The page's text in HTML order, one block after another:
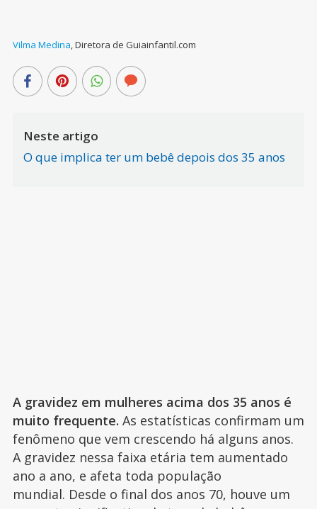
Vilma Medina,Diretora de Guiainfantil.com
Neste artigo
O que implica ter um bebê depois dos 35 anos
A gravidez em mulheres acima dos 35 anos é
muito frequente. As estatísticas confirmam um
fenômeno que vem crescendo há alguns anos.
A gravidez nessa faixa etária tem aumentado
ano a ano, e afeta toda população
mundial. Desde o final dos anos 70, houve um